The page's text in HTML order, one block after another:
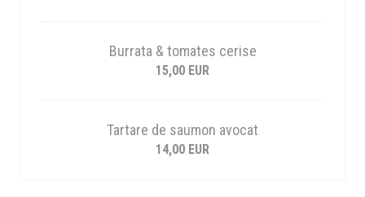
Burrata & tomates cerise
15,00 EUR
Tartare de saumon avocat
14,00 EUR